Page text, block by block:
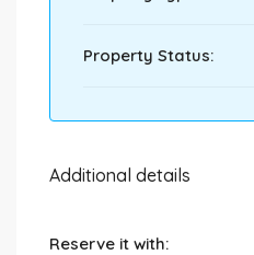
Property Status:
Additional details
Reserve it with: